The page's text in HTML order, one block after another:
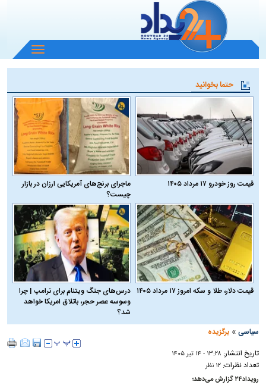
باز
و
منو
حتما بخوانید
قیمت روز خودرو ۱۷ مرداد ۱۴۰۵
ماجرای برنج‌های آمریکایی ارزان در بازار
چیست؟
قیمت دلار، طلا و سکه امروز ۱۷ مرداد ۱۴۰۵
درس‌های جنگ ویتنام برای ترامپ | چرا
وسوسه عصر حجر، باتلاق امریکا خواهد
شد؟
سیاسی »برگزیده
تاریخ انتشار: ۱۳:۲۸ - ۱۴ تير ۱۴۰۵
تعداد نظرات:۱۲ نظر
رویداد۲۴ گزارش می‌دهد؛